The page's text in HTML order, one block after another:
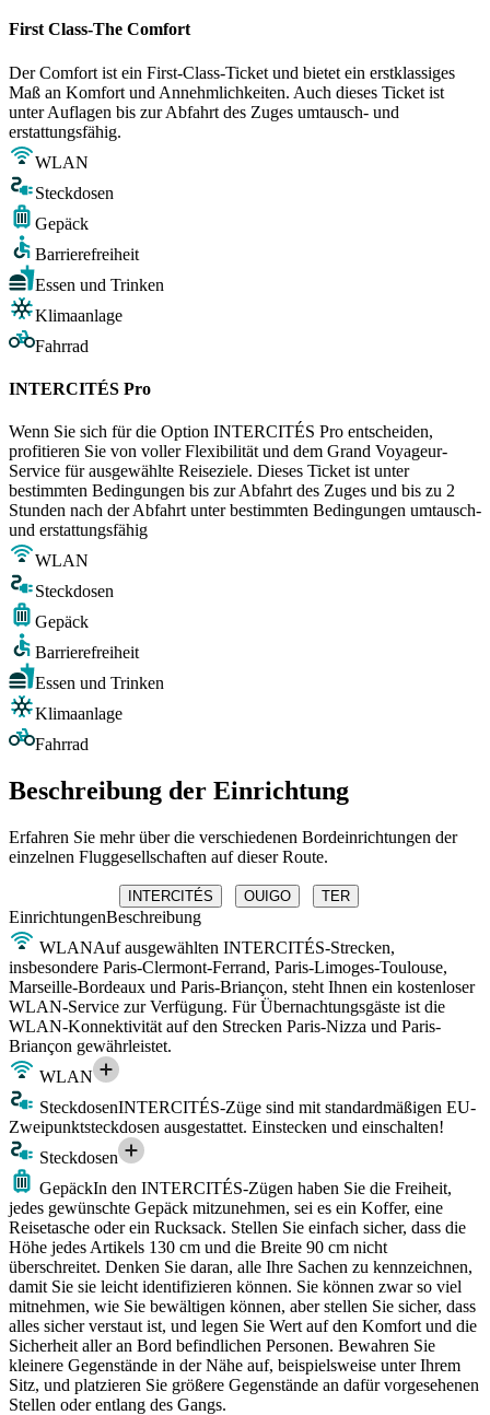
First Class-The Comfort
Der Comfort ist ein First-Class-Ticket und bietet ein erstklassiges
Maß an Komfort und Annehmlichkeiten. Auch dieses Ticket ist
unter Auflagen bis zur Abfahrt des Zuges umtausch- und
erstattungsfähig.
WLAN
Steckdosen
Gepäck
Barrierefreiheit
Essen und Trinken
Klimaanlage
Fahrrad
INTERCITÉS Pro
Wenn Sie sich für die Option INTERCITÉS Pro entscheiden,
profitieren Sie von voller Flexibilität und dem Grand Voyageur-
Service für ausgewählte Reiseziele. Dieses Ticket ist unter
bestimmten Bedingungen bis zur Abfahrt des Zuges und bis zu 2
Stunden nach der Abfahrt unter bestimmten Bedingungen umtausch-
und erstattungsfähig
WLAN
Steckdosen
Gepäck
Barrierefreiheit
Essen und Trinken
Klimaanlage
Fahrrad
Beschreibung der Einrichtung
Erfahren Sie mehr über die verschiedenen Bordeinrichtungen der
einzelnen Fluggesellschaften auf dieser Route.
INTERCITÉS OUIGO TER
EinrichtungenBeschreibung
WLANAuf ausgewählten INTERCITÉS-Strecken,
insbesondere Paris-Clermont-Ferrand, Paris-Limoges-Toulouse,
Marseille-Bordeaux und Paris-Briançon, steht Ihnen ein kostenloser
WLAN-Service zur Verfügung. Für Übernachtungsgäste ist die
WLAN-Konnektivität auf den Strecken Paris-Nizza und Paris-
Briançon gewährleistet.
WLAN
SteckdosenINTERCITÉS-Züge sind mit standardmäßigen EU-
Zweipunktsteckdosen ausgestattet. Einstecken und einschalten!
Steckdosen
GepäckIn den INTERCITÉS-Zügen haben Sie die Freiheit,
jedes gewünschte Gepäck mitzunehmen, sei es ein Koffer, eine
Reisetasche oder ein Rucksack. Stellen Sie einfach sicher, dass die
Höhe jedes Artikels 130 cm und die Breite 90 cm nicht
überschreitet. Denken Sie daran, alle Ihre Sachen zu kennzeichnen,
damit Sie sie leicht identifizieren können. Sie können zwar so viel
mitnehmen, wie Sie bewältigen können, aber stellen Sie sicher, dass
alles sicher verstaut ist, und legen Sie Wert auf den Komfort und die
Sicherheit aller an Bord befindlichen Personen. Bewahren Sie
kleinere Gegenstände in der Nähe auf, beispielsweise unter Ihrem
Sitz, und platzieren Sie größere Gegenstände an dafür vorgesehenen
Stellen oder entlang des Gangs.